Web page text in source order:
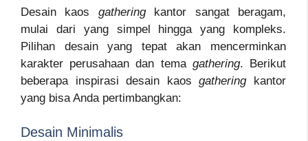
Desain kaos gatheringkantor sangat beragam,
mulai dari yang simpel hingga yang kompleks.
Pilihan desain yang tepat akan mencerminkan
karakter perusahaan dan tema gathering. Berikut
beberapa inspirasi desain kaosgatheringkantor
yang bisa Anda pertimbangkan:
Desain Minimalis